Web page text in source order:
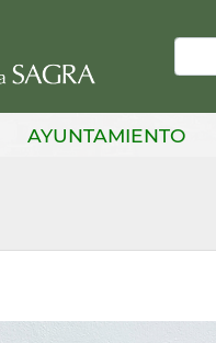
Search
AYUNTAMIENTO